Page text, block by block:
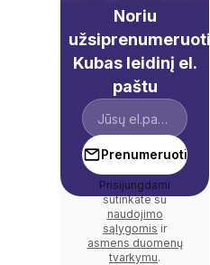
Noriu
užsiprenumeruoti
Kubas leidinį el.
paštu
Prenumeruoti
Prisijungdami
sutinkate su
naudojimo
sąlygomis ir
asmens duomenų
tvarkymu.